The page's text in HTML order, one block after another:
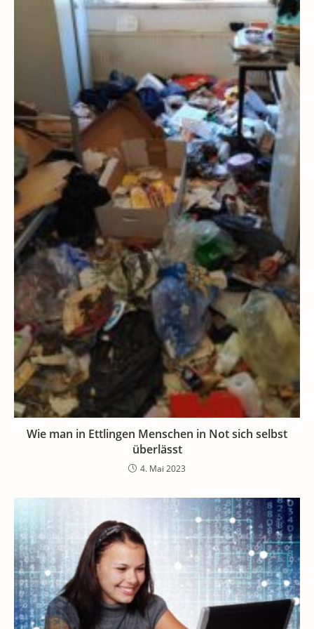
Wie man in Ettlingen Menschen in Not sich selbst
überlässt
4. Mai 2023